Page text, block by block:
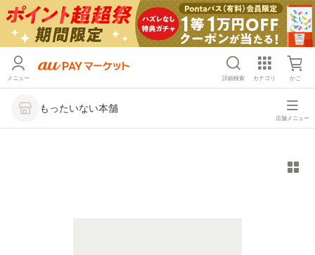
メニュー 詳細検索 カテゴリ かご
もったいない本舗
店舗メニュー